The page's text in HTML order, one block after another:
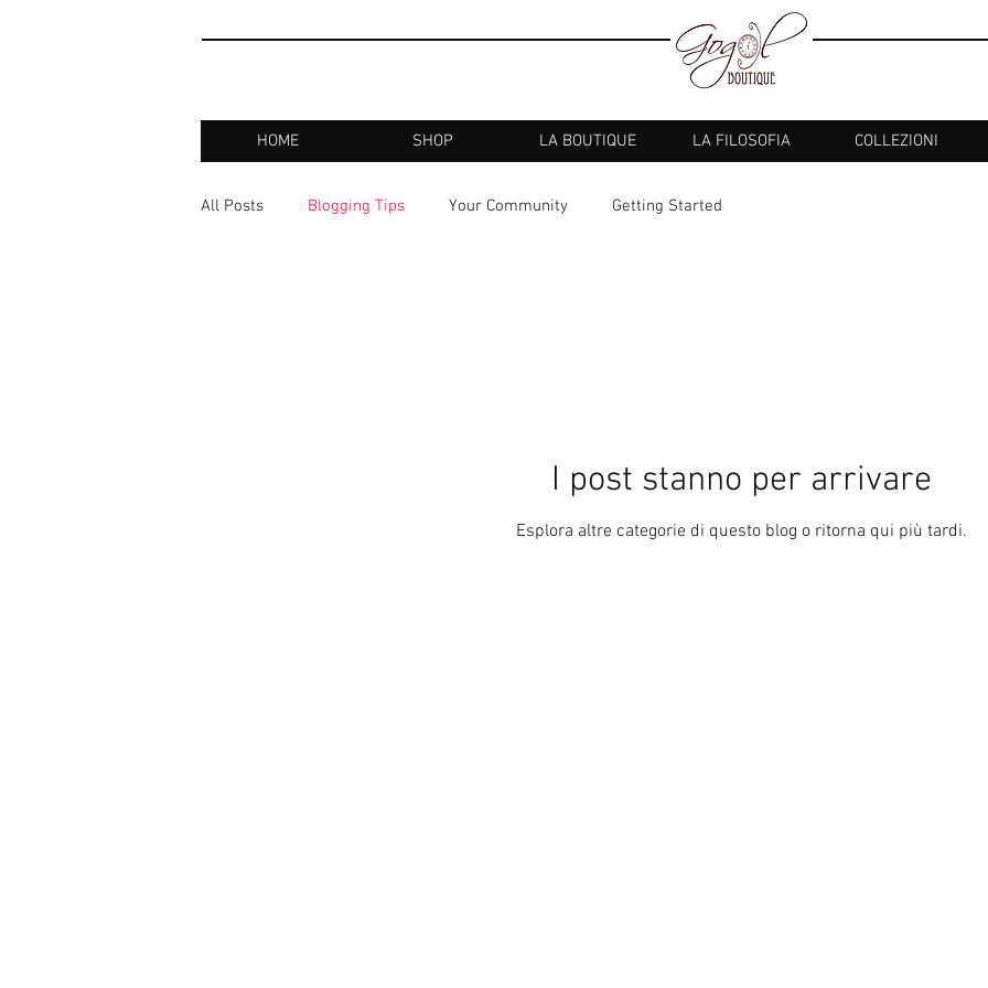
HOME SHOP LA BOUTIQUE LA FILOSOFIA COLLEZIONI
All Posts Blogging Tips Your Community Getting Started
I post stanno per arrivare
Esplora altre categorie di questo blog o ritorna qui più tardi.